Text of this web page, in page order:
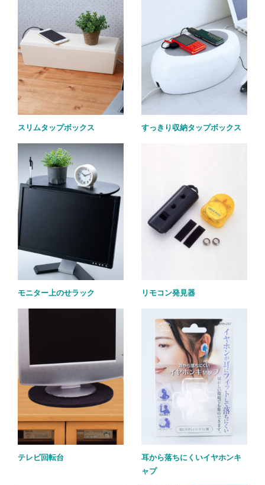
スリムタップボックス すっきり収納タップボックス
モニター上のせラック リモコン発見器
テレビ回転台
耳から落ちにくいイヤホンキ
ャプ